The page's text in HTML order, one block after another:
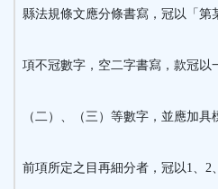
縣法規條文應分條書寫，冠以「
項不冠數字，空二字書寫，款冠
（二）、（三）等數字，並應加具
前項所定之目再細分者，冠以1、2